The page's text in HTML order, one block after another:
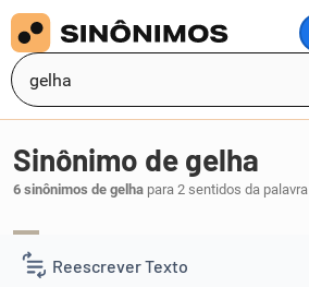
Reescrever Texto
Sinônimo de gelha
6 sinônimos de gelha para 2 sentidos da palavra